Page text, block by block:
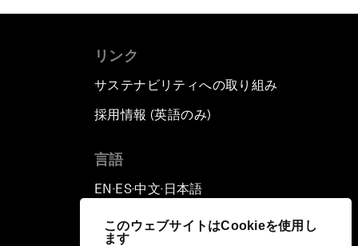
このウェブサイトはCookieを使用し
ます
リンク
サステナビリティへの取り組み
採用情報 (英語のみ)
言語
EN ▪ES▪中文▪ 日本語